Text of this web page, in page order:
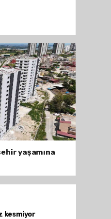
yaşamına
kesmiyor